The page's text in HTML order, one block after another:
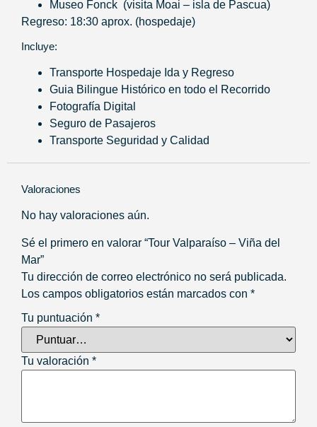
Museo Fonck (visita Moai – isla de Pascua)
Regreso: 18:30 aprox. (hospedaje)
Incluye:
Transporte Hospedaje Ida y Regreso
Guia Bilingue Histórico en todo el Recorrido
Fotografía Digital
Seguro de Pasajeros
Transporte Seguridad y Calidad
Valoraciones
No hay valoraciones aún.
Sé el primero en valorar “Tour Valparaíso – Viña del
Mar”
Tu dirección de correo electrónico no será publicada.
Los campos obligatorios están marcados con *
Tu puntuación *
Tu valoración *